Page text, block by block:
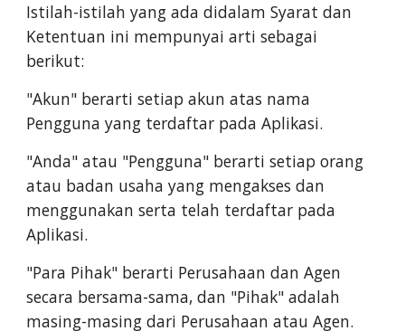
Istilah-istilah yang ada didalam Syarat dan
Ketentuan ini mempunyai arti sebagai
berikut:
"Akun" berarti setiap akun atas nama
Pengguna yang terdaftar pada Aplikasi.
"Anda" atau "Pengguna" berarti setiap orang
atau badan usaha yang mengakses dan
menggunakan serta telah terdaftar pada
Aplikasi.
"Para Pihak" berarti Perusahaan dan Agen
secara bersama-sama, dan "Pihak" adalah
masing-masing dari Perusahaan atau Agen.